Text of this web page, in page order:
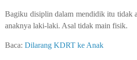
Bagiku disiplin dalam mendidik itu tidak
anaknya laki-laki. Asal tidak main fisik.
Baca: Dilarang KDRT ke Anak